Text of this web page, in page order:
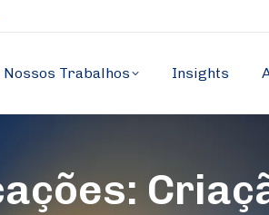
Nossos Trabalhos Insights